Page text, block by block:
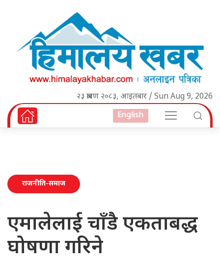
२३ श्रावण २०८३, आइतबार / Sun Aug 9, 2026
English
राजनीति-समाज
एमालेलाई चाँडै एकताबद्ध
घोषणा गरिने